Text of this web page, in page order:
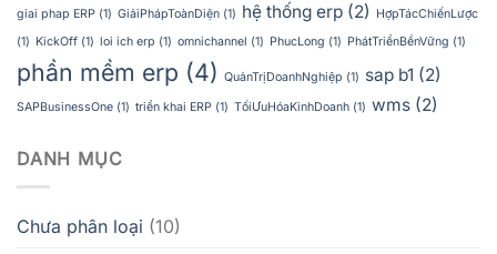
giai phap ERP (1) GiảiPhápToànDiện (1) hệ thống erp (2)
HợpTácChiếnLược
(1) KickOff (1) loi ich erp (1) omnichannel (1) PhucLong (1) PhátTriểnBềnVững (1)
phần mềm erp (4) QuảnTrịDoanhNghiệp (1) sap b1 (2)
SAPBusinessOne (1) triển khai ERP (1) TốiƯuHóaKinhDoanh (1) wms (2)
DANH MỤC
Chưa phân loại (10)